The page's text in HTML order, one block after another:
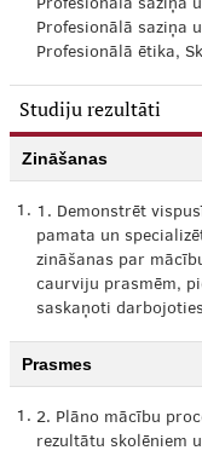
Profesionālā saziņa
Profesionālā saziņa
Profesionālā ētika,
Studiju rezultāti
Zināšanas
1. 1. Demonstrēt
pamata un
zināšanas par
caurviju prasmēm,
saskaņoti
Prasmes
1. 2. Plāno mācību
rezultātu skolēniem